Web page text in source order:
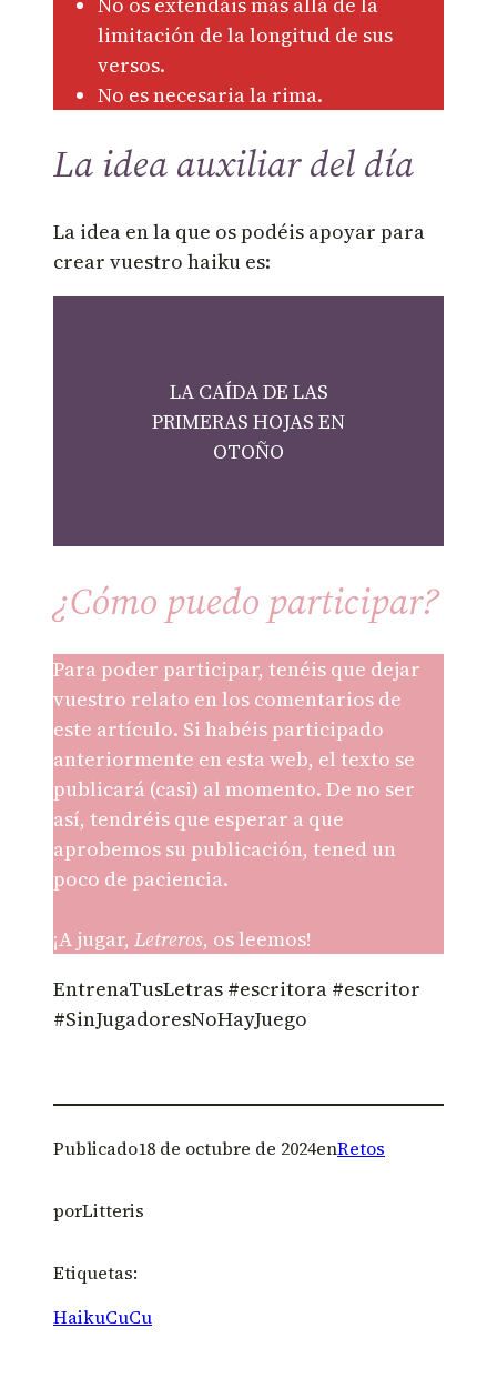
limitación de la longitud de sus
versos.
No es necesaria la rima.
La idea auxiliar del día
La idea en la que os podéis apoyar para
crear vuestro haiku es:
LA CAÍDA DE LAS
PRIMERAS HOJAS EN
OTOÑO
¿Cómo puedo participar?
Para poder participar, tenéis que dejar
vuestro relato en los comentarios de
este artículo. Si habéis participado
anteriormente en esta web, el texto se
publicará (casi) al momento. De no ser
así, tendréis que esperar a que
aprobemos su publicación, tened un
poco de paciencia.
¡A jugar, Letreros, os leemos!
EntrenaTusLetras #escritora #escritor
#SinJugadoresNoHayJuego
Publicado18 de octubre de 2024enRetos
porLitteris
Etiquetas:
HaikuCuCu